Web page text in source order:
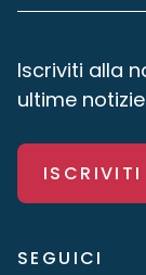
Iscriviti alla
ultime
ISCRIVITI
SEGUICI